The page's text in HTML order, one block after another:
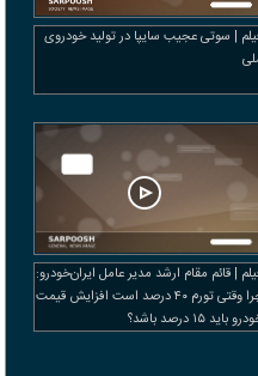
| سوتی عجیب سایپا در تولید خودروی
| قائم‌ مقام ارشد مدیر عامل ایران‌خودرو:
چرا وقتی تورم ۴۰ درصد است افزایش قیمت
باید ۱۵ درصد باشد؟